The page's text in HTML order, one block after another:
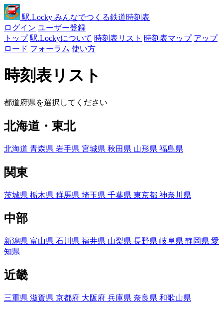
駅.Locky みんなでつくる鉄道時刻表
ログイン ユーザー登録
トップ 駅.Lockyについて 時刻表リスト 時刻表マップ アップ
ロード フォーラム 使い方
時刻表リスト
都道府県を選択してください
北海道・東北
北海道 青森県 岩手県 宮城県 秋田県 山形県 福島県
関東
茨城県 栃木県 群馬県 埼玉県 千葉県 東京都 神奈川県
中部
新潟県 富山県 石川県 福井県 山梨県 長野県 岐阜県 静岡県 愛
知県
近畿
三重県 滋賀県 京都府 大阪府 兵庫県 奈良県 和歌山県